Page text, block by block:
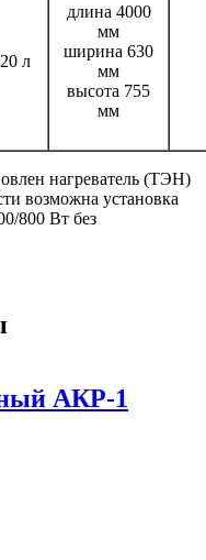
л
длина 4000
мм
ширина 630
мм
высота 755
мм
нагреватель (ТЭН)
возможна установка
800 Вт без
АКР-1